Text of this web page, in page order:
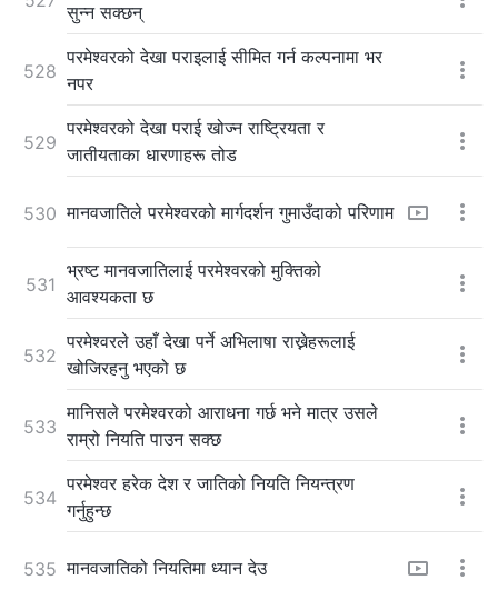
सुन्न सक्छन्
528
परमेश्‍वरको देखा पराइलाई सीमित गर्न कल्पनामा भर
नपर
529
परमेश्‍वरको देखा पराई खोज्न राष्ट्रियता र
जातीयताका धारणाहरू तोड
530 मानवजातिले परमेश्‍वरको मार्गदर्शन गुमाउँदाको परिणाम
531
भ्रष्ट मानवजातिलाई परमेश्‍वरको मुक्तिको
आवश्यकता छ
532
परमेश्‍वरले उहाँ देखा पर्ने अभिलाषा राख्नेहरूलाई
खोजिरहनु भएको छ
533
मानिसले परमेश्‍वरको आराधना गर्छ भने मात्र उसले
राम्रो नियति पाउन सक्छ
534
परमेश्‍वर हरेक देश र जातिको नियति नियन्त्रण
गर्नुहुन्छ
535 मानवजातिको नियतिमा ध्यान देउ